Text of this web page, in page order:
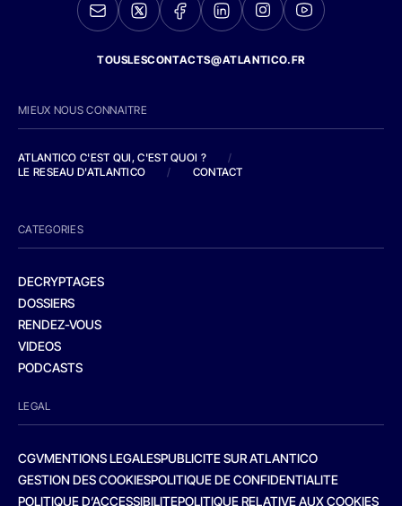
TOUSLESCONTACTS@ATLANTICO.FR
MIEUX NOUS CONNAITRE
ATLANTICO C'EST QUI, C'EST QUOI ?
/
LE RESEAU D'ATLANTICO
/ CONTACT
CATEGORIES
DECRYPTAGES
DOSSIERS
RENDEZ-VOUS
VIDEOS
PODCASTS
LEGAL
CGVMENTIONS LEGALESPUBLICITE SUR ATLANTICO
GESTION DES COOKIESPOLITIQUE DE CONFIDENTIALITE
POLITIQUE D’ACCESSIBILITEPOLITIQUE RELATIVE AUX COOKIES